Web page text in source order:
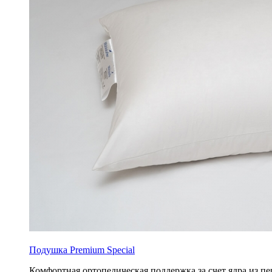
Подушка Premium Special